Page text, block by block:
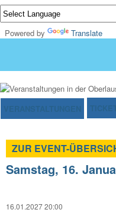
Powered by Translate
VERANSTALTUNGEN
ZUR EVENT-
Samstag, 16.
16.01.2027 20:00